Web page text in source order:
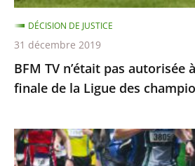
de
la
Ligue
des
champions
BFM TV n’était pas
finale de la Ligue des
DÉCISION DE JUSTICE
31 décembre 2019
Suspension
provisoire